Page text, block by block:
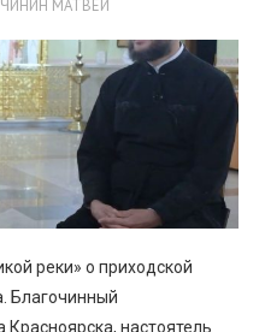
МАТВЕЙ
реки» о приходской
Благочинный
Красноярска, настоятель